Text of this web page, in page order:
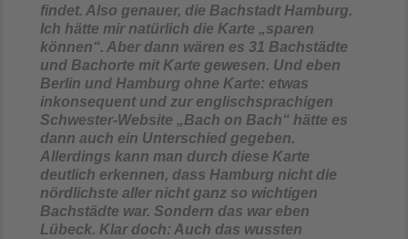
findet. Also genauer, die Bachstadt Hamburg.
Ich hätte mir natürlich die Karte „sparen
können“. Aber dann wären es 31 Bachstädte
und Bachorte mit Karte gewesen. Und eben
Berlin und Hamburg ohne Karte: etwas
inkonsequent und zur englischsprachigen
Schwester-Website „Bach on Bach“ hätte es
dann auch ein Unterschied gegeben.
Allerdings kann man durch diese Karte
deutlich erkennen, dass Hamburg nicht die
nördlichste aller nicht ganz so wichtigen
Bachstädte war. Sondern das war eben
Lübeck. Klar doch: Auch das wussten